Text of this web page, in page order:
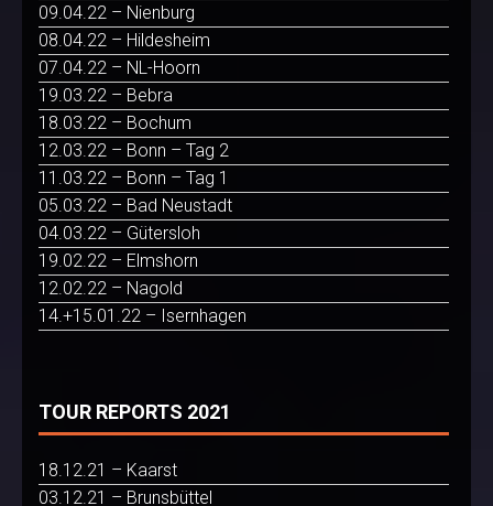
09.04.22 – Nienburg
08.04.22 – Hildesheim
07.04.22 – NL-Hoorn
19.03.22 – Bebra
18.03.22 – Bochum
12.03.22 – Bonn – Tag 2
11.03.22 – Bonn – Tag 1
05.03.22 – Bad Neustadt
04.03.22 – Gütersloh
19.02.22 – Elmshorn
12.02.22 – Nagold
14.+15.01.22 – Isernhagen
TOUR REPORTS 2021
18.12.21 – Kaarst
03.12.21 – Brunsbüttel